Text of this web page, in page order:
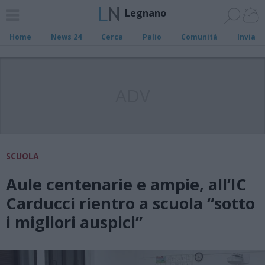
Legnano
Home News 24 Cerca Palio Comunità Invia
SCUOLA
Aule centenarie e ampie, all’IC
Carducci rientro a scuola “sotto
i migliori auspici”